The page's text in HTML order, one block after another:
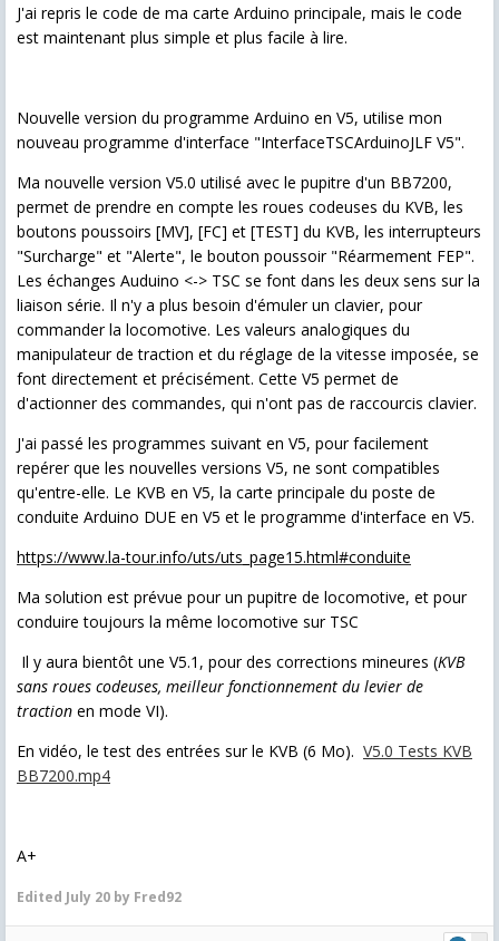
J'ai repris le code de ma carte Arduino principale, mais le code
est maintenant plus simple et plus facile à lire.
Nouvelle version du programme Arduino en V5, utilise mon
nouveau programme d'interface "InterfaceTSCArduinoJLF V5".
Ma nouvelle version V5.0 utilisé avec le pupitre d'un BB7200,
permet de prendre en compte les roues codeuses du KVB, les
boutons poussoirs [MV], [FC] et [TEST] du KVB, les interrupteurs
"Surcharge" et "Alerte", le bouton poussoir "Réarmement FEP".
Les échanges Auduino <-> TSC se font dans les deux sens sur la
liaison série. Il n'y a plus besoin d'émuler un clavier, pour
commander la locomotive. Les valeurs analogiques du
manipulateur de traction et du réglage de la vitesse imposée, se
font directement et précisément. Cette V5 permet de
d'actionner des commandes, qui n'ont pas de raccourcis clavier.
J'ai passé les programmes suivant en V5, pour facilement
repérer que les nouvelles versions V5, ne sont compatibles
qu'entre-elle. Le KVB en V5, la carte principale du poste de
conduite Arduino DUE en V5 et le programme d'interface en V5.
https://www.la-tour.info/uts/uts_page15.html#conduite
Ma solution est prévue pour un pupitre de locomotive, et pour
conduire toujours la même locomotive sur TSC
Il y aura bientôt une V5.1, pour des corrections mineures (KVB
sans roues codeuses, meilleur fonctionnement du levier de
traction en mode VI).
En vidéo, le test des entrées sur le KVB (6 Mo). V5.0 Tests KVB
BB7200.mp4
A+
Edited July 20 by Fred92